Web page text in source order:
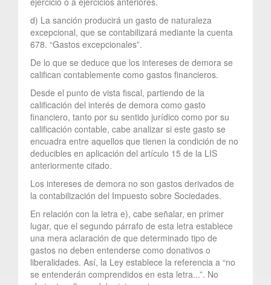
d) La sanción producirá un gasto de naturaleza
excepcional, que se contabilizará mediante la cuenta
678. “Gastos excepcionales”.
De lo que se deduce que los intereses de demora se
califican contablemente como gastos financieros.
Desde el punto de vista fiscal, partiendo de la
calificación del interés de demora como gasto
financiero, tanto por su sentido jurídico como por su
calificación contable, cabe analizar si este gasto se
encuadra entre aquellos que tienen la condición de no
deducibles en aplicación del artículo 15 de la LIS
anteriormente citado.
Los intereses de demora no son gastos derivados de
la contabilización del Impuesto sobre Sociedades.
En relación con la letra e), cabe señalar, en primer
lugar, que el segundo párrafo de esta letra establece
una mera aclaración de que determinado tipo de
gastos no deben entenderse como donativos o
liberalidades. Así, la Ley establece la referencia a “no
se entenderán comprendidos en esta letra...”. No